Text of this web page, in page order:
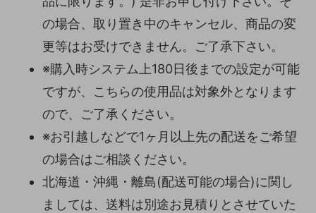
の場合、取り置き中のキャンセル、商品の変
更等はお受けできません。ご了承下さい。
※購入時システム上180日後までの設定が可能
ですが、こちらの使用品は対象外となります
ので、ご了承ください。
※お引越しなどで1ヶ月以上先の配送をご希望
の場合はご相談ください。
北海道・沖縄・離島(配送可能の場合)に関し
ましては、送料は別途お見積りとさせていた